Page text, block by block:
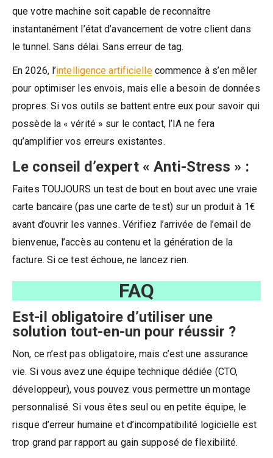
que votre machine soit capable de reconnaître
instantanément l’état d’avancement de votre client dans
le tunnel. Sans délai. Sans erreur de tag.
En 2026, l’intelligence artificiellecommence à s’en mêler
pour optimiser les envois, mais elle a besoin de données
propres. Si vos outils se battent entre eux pour savoir qui
possède la « vérité » sur le contact, l’IA ne fera
qu’amplifier vos erreurs existantes.
Le conseil d’expert « Anti-Stress » :
Faites TOUJOURS un test de bout en bout avec une vraie
carte bancaire (pas une carte de test) sur un produit à 1€
avant d’ouvrir les vannes. Vérifiez l’arrivée de l’email de
bienvenue, l’accès au contenu et la génération de la
facture. Si ce test échoue, ne lancez rien.
FAQ
Est-il obligatoire d’utiliser une
solution tout-en-un pour réussir ?
Non, ce n’est pas obligatoire, mais c’est une assurance
vie. Si vous avez une équipe technique dédiée (CTO,
développeur), vous pouvez vous permettre un montage
personnalisé. Si vous êtes seul ou en petite équipe, le
risque d’erreur humaine et d’incompatibilité logicielle est
trop grand par rapport au gain supposé de flexibilité.